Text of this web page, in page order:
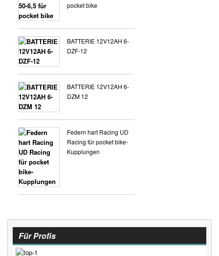
pocket bike
BATTERIE 12V12AH 6-
DZF-12
BATTERIE 12V12AH 6-
DZM 12
Federn hart Racing UD
Racing für pocket bike-
Kupplungen
Für Profis